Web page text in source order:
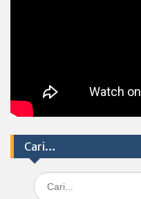
Cari…
Search
for: